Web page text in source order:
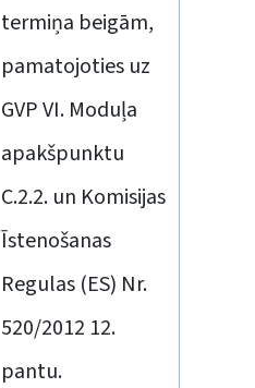
termiņa beigām,
pamatojoties uz
GVP VI. Moduļa
apakšpunktu
C.2.2. un Komisijas
Īstenošanas
Regulas (ES) Nr.
520/2012 12.
pantu.